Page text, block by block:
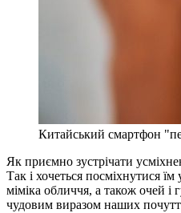
Китайський смартфон
Як приємно зустрічати
Так і хочеться посміхнутися
міміка обличчя, а також очей і
чудовим виразом наших